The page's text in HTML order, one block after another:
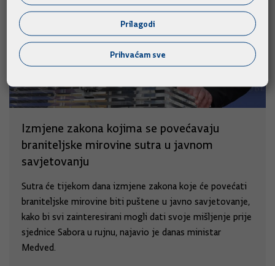
Izmjene zakona kojima se povećavaju
braniteljske mirovine sutra u javnom
savjetovanju
Sutra će tijekom dana izmjene zakona koje će povećati
braniteljske mirovine biti puštene u javno savjetovanje,
kako bi svi zainteresirani mogli dati svoje mišljenje prije
sjednice Sabora u rujnu, najavio je danas ministar
Medved.
Prilagodi
Prihvaćam sve